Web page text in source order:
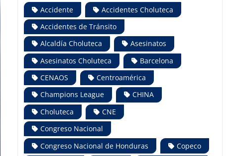
Accidente
Accidentes Choluteca
Accidentes de Tránsito
Alcaldía Choluteca
Asesinatos
Asesinatos Choluteca
Barcelona
CENAOS
Centroamérica
Champions League
CHINA
Choluteca
CNE
Congreso Nacional
Congreso Nacional de Honduras
Copeco